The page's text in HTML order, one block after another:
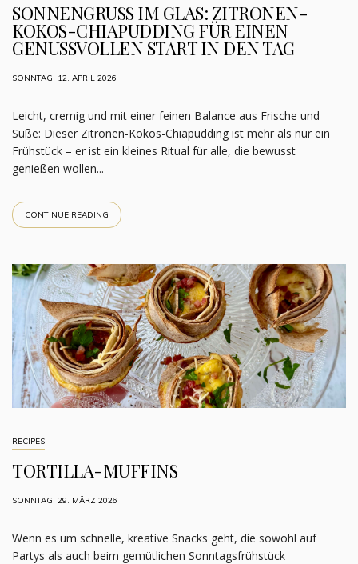
SONNENGRUSS IM GLAS: ZITRONEN-
KOKOS-CHIAPUDDING FÜR EINEN
GENUSSVOLLEN START IN DEN TAG
SONNTAG, 12. APRIL 2026
Leicht, cremig und mit einer feinen Balance aus Frische und
Süße: Dieser Zitronen-Kokos-Chiapudding ist mehr als nur ein
Frühstück – er ist ein kleines Ritual für alle, die bewusst
genießen wollen...
CONTINUE READING
RECIPES
TORTILLA-MUFFINS
SONNTAG, 29. MÄRZ 2026
Wenn es um schnelle, kreative Snacks geht, die sowohl auf
Partys als auch beim gemütlichen Sonntagsfrühstück